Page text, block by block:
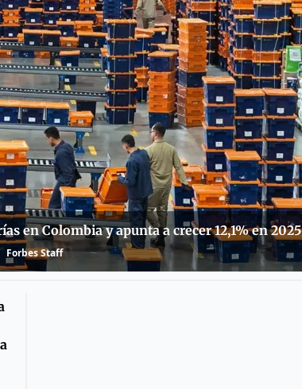
en Colombia y apunta a crecer 12,1% en 2025
Forbes Staff